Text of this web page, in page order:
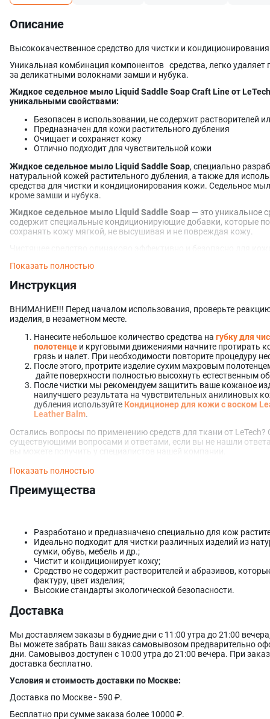
Описание
Высококачественное средство для чистки и
Уникальная комбинация компонентов средства, легко удаляет
за деликатными волокнами замши и нубука.
Жидкое седельное мыло Liquid Saddle Soap Сraft Line от
уникальными свойствами:
Безопасен в использовании, не содержит растворителей
Предназначен для кожи растительного дубления
Очищает и сохраняет кожу
Отлично подходит для чувствительной кожи
Жидкое седельное мыло Liquid Saddle Soap, специально
натуральной кожей растительного дубления, а также для
средства для чистки и кондиционирования кожи. Седельное
кроме замши и нубука.
Жидкое седельное мыло Liquid Saddle Soap — это уникальное
содержит специальные кондиционирующие добавки, которые
сохранять кожу мягкой, не высушивая и не повреждая кожу.
специальными навыками, могут использовать его как
следующих типов изделий:
Мебель;
Сумки;
Одежда и др.
Дополнительные консультации оЖидком седельном мыле
можете получить у специалистов и менеджеров нашей компании.
При использовании нашего продукта крайне важно следовать
гарантирует не только эффективное применение, но и вашу
позволит убедиться в отсутствии нежелательных реакций и
вашем комфорте и безопасности, поэтому настоятельно
Показать полностью
Инструкция
ВНИМАНИЕ!!! Перед началом использования, проверьте
изделия, в незаметном месте.
Нанесите небольшое количество средства на губку для
полотенце и круговыми движениями начните протирать
грязь и налет. При необходимости повторите процедуру
После этого, протрите изделие сухим махровым
дайте поверхности полностью высохнуть естественным
После чистки мы рекомендуем защитить ваше кожаное
наилучшего результата на чувствительных анилиновых
дубления используйте Кондиционер для кожи с воском
Leather Balm.
Остались вопросы по применению средств для ткани от LeTech?
существующими вопросами и ответами, если вы не нашли
вы можете получить у специалистов нашей компании.
Показать полностью
Преимущества
Разработано и предназначено специально для кож
Идеально подходит для чистки различных изделий из
сумки, обувь, мебель и др.;
Чистит и кондиционирует кожу;
Средство не содержит растворителей и абразивов,
фактуру, цвет изделия;
Высокие стандарты экологической безопасности.
Доставка
Мы доставляем заказы в будние дни с 11:00 утра до 21:00
Вы можете забрать Ваш заказ самовывозом предварительно
дни. Самовывоз доступен с 10:00 утра до 21:00 вечера. При
доставка бесплатно.
Условия и стоимость доставки по Москве:
Доставка по Москве - 590 ₽.
Бесплатно при сумме заказа более 10000 ₽.